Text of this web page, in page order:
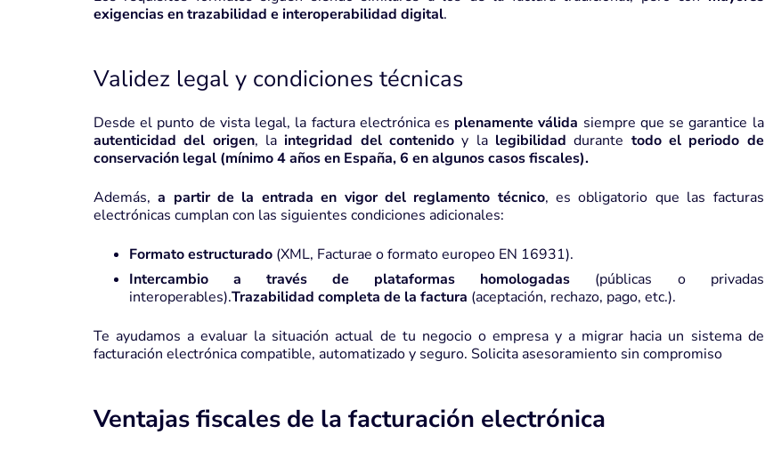
exigencias en trazabilidad e interoperabilidad digital.
Validez legal y condiciones técnicas
Desde el punto de vista legal, la factura electrónica es plenamente válida siempre que se garantice la
autenticidad del origen, laintegridad del contenidoy la legibilidad durante todo el periodo de
conservación legal (mínimo 4 años en España, 6 en algunos casos fiscales).
Además,a partir de la entrada en vigor del reglamento técnico, es obligatorio que las facturas
electrónicas cumplan con las siguientes condiciones adicionales:
Formato estructurado(XML, Facturae o formato europeo EN 16931).
Intercambio a través de plataformas homologadas (públicas o privadas
interoperables).Trazabilidad completa de la factura (aceptación, rechazo, pago, etc.).
Te ayudamos a evaluar la situación actual de tu negocio o empresa y a migrar hacia un sistema de
facturación electrónica compatible, automatizado y seguro. Solicita asesoramiento sin compromiso
Ventajas fiscales de la facturación electrónica